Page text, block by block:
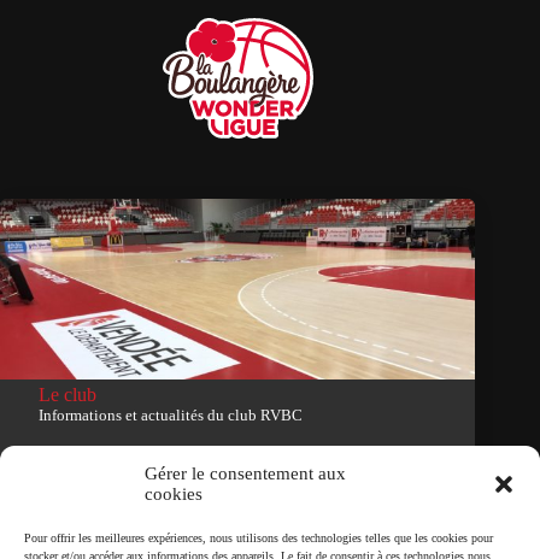
Gérer le consentement aux
cookies
Pour offrir les meilleures expériences, nous utilisons des technologies telles que les cookies pour
stocker et/ou accéder aux informations des appareils. Le fait de consentir à ces technologies nous
Le club
Informations et actualités du club RVBC